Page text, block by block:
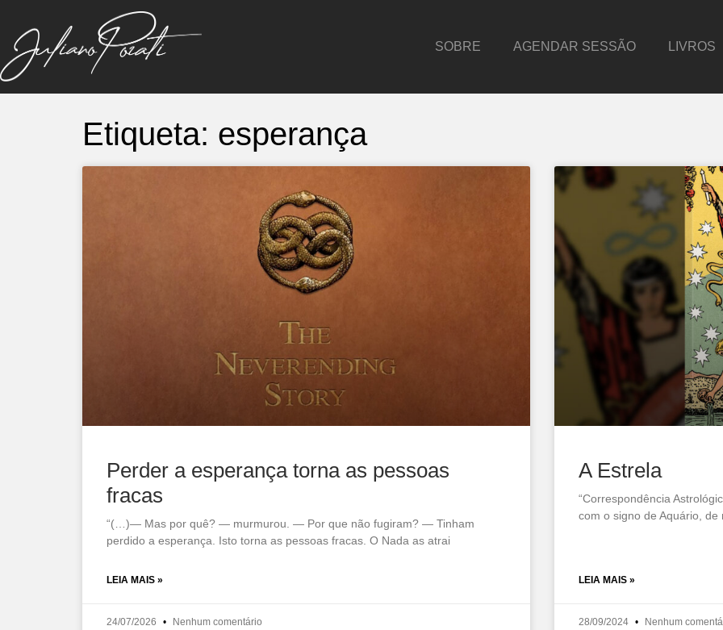
SOBRE AGENDAR SESSÃO LIVROS
Etiqueta: esperança
Perder a esperança torna as pessoas
fracas
“(…)— Mas por quê? — murmurou. — Por que não fugiram? — Tinham
perdido a esperança. Isto torna as pessoas fracas. O Nada as atrai
LEIA MAIS »
24/07/2026 Nenhum comentário
A Estrela
“Correspondência
com o signo de Aquário,
LEIA MAIS »
28/09/2024 Nenhum